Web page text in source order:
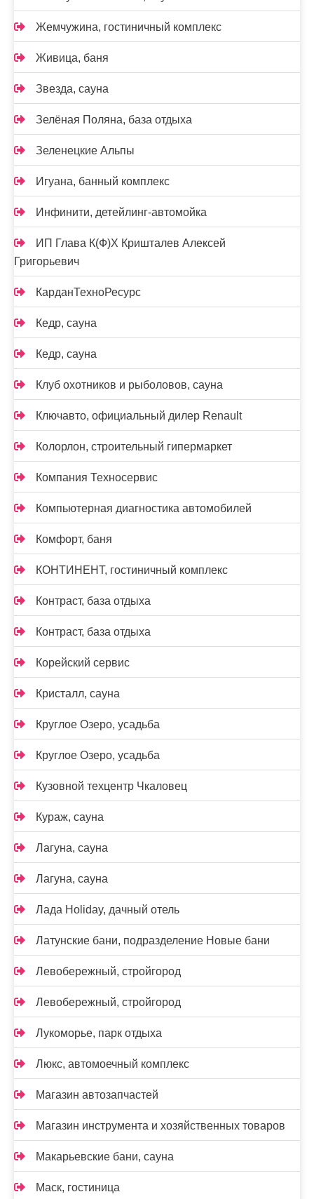
Жемчужина, гостиничный комплекс
Живица, баня
Звезда, сауна
Зелёная Поляна, база отдыха
Зеленецкие Альпы
Игуана, банный комплекс
Инфинити, детейлинг-автомойка
ИП Глава К(Ф)Х Кришталев Алексей
Григорьевич
КарданТехноРесурс
Кедр, сауна
Кедр, сауна
Клуб охотников и рыболовов, сауна
Ключавто, официальный дилер Renault
Колорлон, строительный гипермаркет
Компания Техносервис
Компьютерная диагностика автомобилей
Комфорт, баня
КОНТИНЕНТ, гостиничный комплекс
Контраст, база отдыха
Контраст, база отдыха
Корейский сервис
Кристалл, сауна
Круглое Озеро, усадьба
Круглое Озеро, усадьба
Кузовной техцентр Чкаловец
Кураж, сауна
Лагуна, сауна
Лагуна, сауна
Лада Holidаy, дачный отель
Латунские бани, подразделение Новые бани
Левобережный, стройгород
Левобережный, стройгород
Лукоморье, парк отдыха
Люкс, автомоечный комплекс
Магазин автозапчастей
Магазин инструмента и хозяйственных товаров
Макарьевские бани, сауна
Маск, гостиница